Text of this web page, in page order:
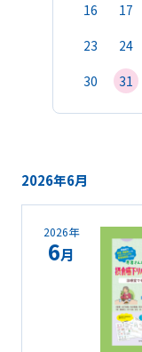
16
17
23
24
30
31
2026年6月
2026年
6月